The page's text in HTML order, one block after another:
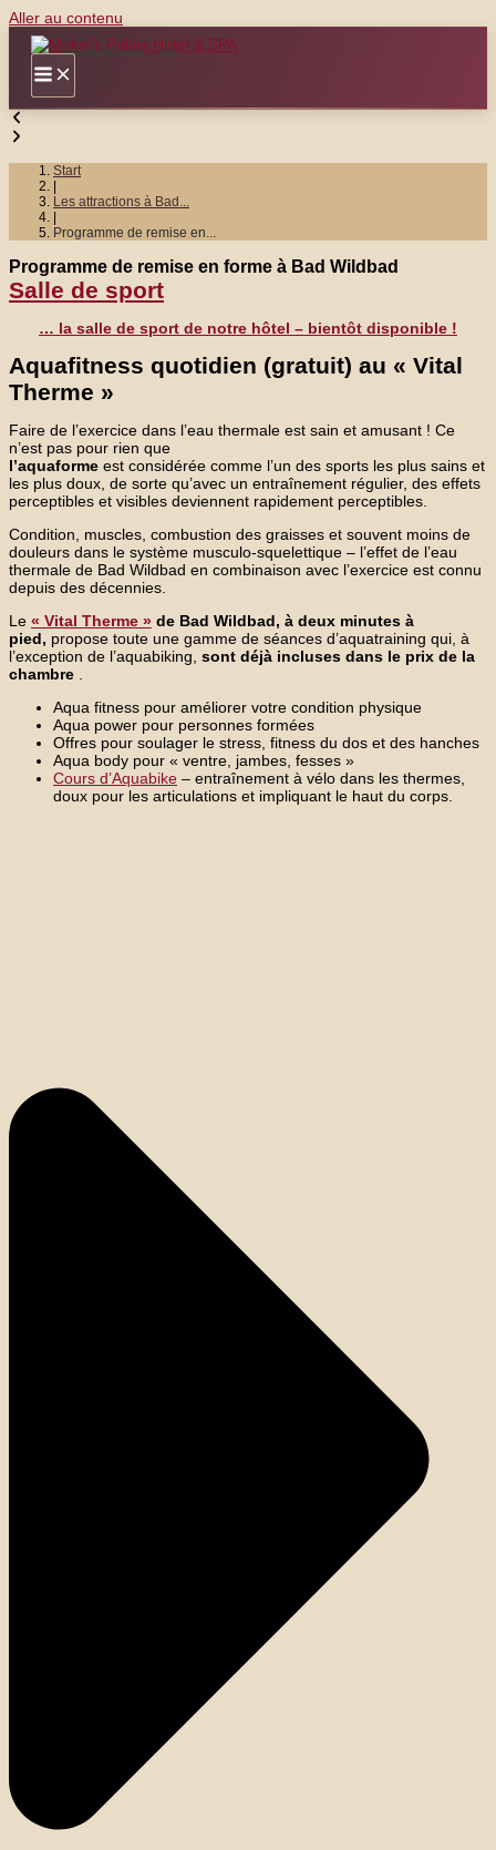
Aller au contenu
Start
Les attractions à Bad...
Programme de remise en...
Programme de remise en forme à Bad Wildbad
Salle de sport
… la salle de sport de notre hôtel – bientôt disponible !
Aquafitness quotidien (gratuit) au « Vital
Therme »
Faire de l’exercice dans l’eau thermale est sain et amusant ! Ce
n’est pas pour rien que
l’aquaforme est considérée comme l’un des sports les plus sains et
les plus doux, de sorte qu’avec un entraînement régulier, des effets
perceptibles et visibles deviennent rapidement perceptibles.
Condition, muscles, combustion des graisses et souvent moins de
douleurs dans le système musculo-squelettique – l’effet de l’eau
thermale de Bad Wildbad en combinaison avec l’exercice est connu
depuis des décennies.
Le « Vital Therme » de Bad Wildbad, à deux minutes à
pied, propose toute une gamme de séances d’aquatraining qui, à
l’exception de l’aquabiking, sont déjà incluses dans le prix de la
chambre
Aqua fitness pour améliorer votre condition physique
Aqua power pour personnes formées
Offres pour soulager le stress, fitness du dos et des hanches
Aqua body pour « ventre, jambes, fesses »
Cours d’Aquabike – entraînement à vélo dans les thermes,
doux pour les articulations et impliquant le haut du corps.